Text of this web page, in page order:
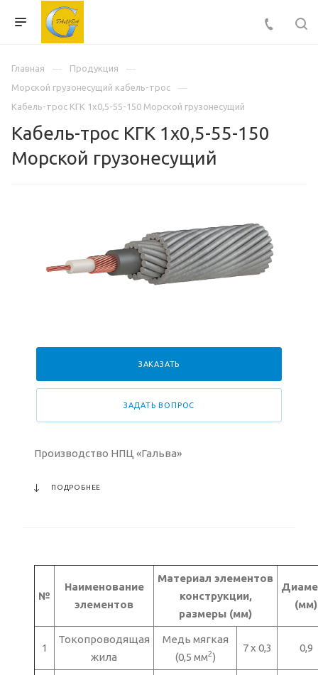
Главная
Продукция
Морской грузонесущий кабель-трос
Кабель-трос КГК 1х0,5-55-150 Морской грузонесущий
Кабель-трос КГК 1х0,5-55-150
Морской грузонесущий
ЗАКАЗАТЬ
ЗАДАТЬ ВОПРОС
Производство НПЦ «Гальва»
ПОДРОБНЕЕ
№
Наименование
элементов
Материал элементов
конструкции,
размеры (мм)
(мм)
1
Токопроводящая
жила
Медь мягкая
(0,5 мм2)
7 х 0,3 0,9